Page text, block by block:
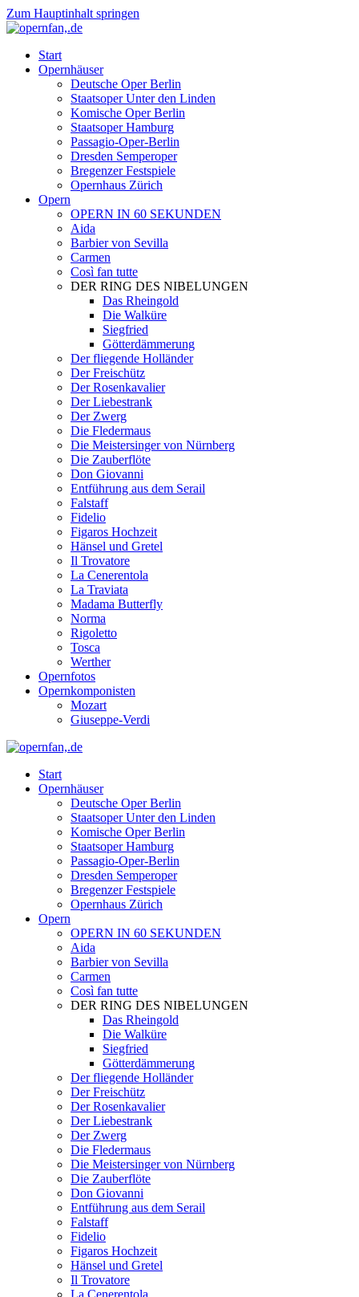
Zum Hauptinhalt springen
Start
Opernhäuser
Deutsche Oper Berlin
Staatsoper Unter den Linden
Komische Oper Berlin
Staatsoper Hamburg
Passagio-Oper-Berlin
Dresden Semperoper
Bregenzer Festspiele
Opernhaus Zürich
Opern
OPERN IN 60 SEKUNDEN
Aida
Barbier von Sevilla
Carmen
Così fan tutte
DER RING DES NIBELUNGEN
Das Rheingold
Die Walküre
Siegfried
Götterdämmerung
Der fliegende Holländer
Der Freischütz
Der Rosenkavalier
Der Liebestrank
Der Zwerg
Die Fledermaus
Die Meistersinger von Nürnberg
Die Zauberflöte
Don Giovanni
Entführung aus dem Serail
Falstaff
Fidelio
Figaros Hochzeit
Hänsel und Gretel
Il Trovatore
La Cenerentola
La Traviata
Madama Butterfly
Norma
Rigoletto
Tosca
Werther
Opernfotos
Opernkomponisten
Mozart
Giuseppe-Verdi
Start
Opernhäuser
Deutsche Oper Berlin
Staatsoper Unter den Linden
Komische Oper Berlin
Staatsoper Hamburg
Passagio-Oper-Berlin
Dresden Semperoper
Bregenzer Festspiele
Opernhaus Zürich
Opern
OPERN IN 60 SEKUNDEN
Aida
Barbier von Sevilla
Carmen
Così fan tutte
DER RING DES NIBELUNGEN
Das Rheingold
Die Walküre
Siegfried
Götterdämmerung
Der fliegende Holländer
Der Freischütz
Der Rosenkavalier
Der Liebestrank
Der Zwerg
Die Fledermaus
Die Meistersinger von Nürnberg
Die Zauberflöte
Don Giovanni
Entführung aus dem Serail
Falstaff
Fidelio
Figaros Hochzeit
Hänsel und Gretel
Il Trovatore
La Cenerentola